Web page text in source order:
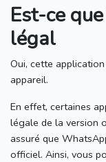
Est-ce
légal
Oui, cette
appareil.
En effet, certaines
légale de la version
assuré que
officiel. Ainsi, vous